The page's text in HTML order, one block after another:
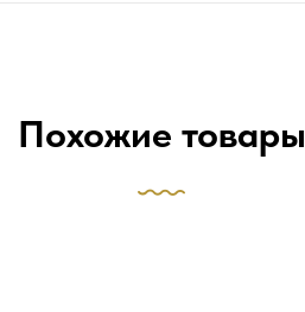
Похожие товары